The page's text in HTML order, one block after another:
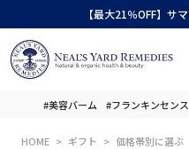
【最大21％OFF】サ
#美容バーム #フランキンセンス
HOME ギフト 価格帯別に選ぶ